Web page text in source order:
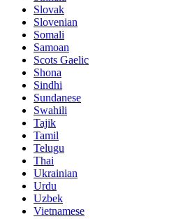
Slovak
Slovenian
Somali
Samoan
Scots Gaelic
Shona
Sindhi
Sundanese
Swahili
Tajik
Tamil
Telugu
Thai
Ukrainian
Urdu
Uzbek
Vietnamese